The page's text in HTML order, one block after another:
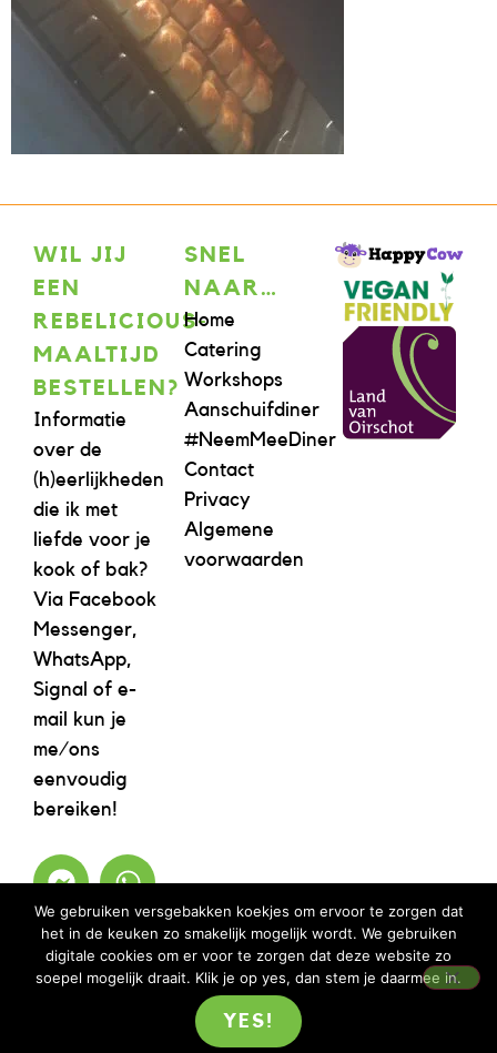
WIL JIJ
EEN
REBELICIOUS-
MAALTIJD
BESTELLEN?
Informatie
over de
(h)eerlijkheden
die ik met
liefde voor je
kook of bak?
Via Facebook
Messenger,
WhatsApp,
Signal of e-
mail kun je
me/ons
eenvoudig
bereiken!
SNEL
NAAR…
Home
Catering
Workshops
Aanschuifdiner
#NeemMeeDiner
Contact
Privacy
Algemene
voorwaarden
©2023 REBELICIOUS – ALLE RECHTEN VOORBEHOUDEN | WEBSITE ISM
We gebruiken versgebakken koekjes om ervoor te zorgen dat
het in de keuken zo smakelijk mogelijk wordt. We gebruiken
digitale cookies om er voor te zorgen dat deze website zo
soepel mogelijk draait. Klik je op yes, dan stem je daarmee in.
YES!